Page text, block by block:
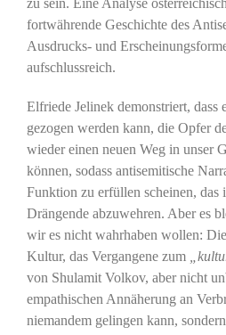
zu sein. Eine Analyse
fortwährende Geschichte des
Ausdrucks- und
aufschlussreich.
Elfriede Jelinek demonstriert, dass
gezogen werden kann, die Opfer
wieder einen neuen Weg in unser
können, sodass antisemitische
Funktion zu erfüllen scheinen, das
Drängende abzuwehren. Aber es
wir es nicht wahrhaben wollen:
Kultur, das Vergangene zum
von Shulamit Volkov, aber nicht
empathischen Annäherung an
niemandem gelingen kann,